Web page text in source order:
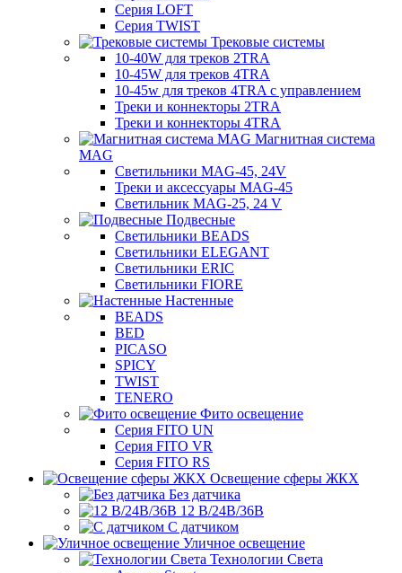
Серия LOFT
Серия TWIST
Трековые системы
10-40W для треков 2TRA
10-45W для треков 4TRA
10-45w для треков 4TRA с управлением
Треки и коннекторы 2TRA
Треки и коннекторы 4TRA
Магнитная система
MAG
Светильники MAG-45, 24V
Треки и аксессуары MAG-45
Светильник MAG-25, 24 V
Подвесные
Светильники BEADS
Светильники ELEGANT
Светильники ERIC
Светильники FIORE
Настенные
BEADS
BED
PICASO
SPICY
TWIST
TENERO
Фито освещение
Серия FITO UN
Серия FITO VR
Серия FITO RS
Освещение сферы ЖКХ
Без датчика
12 В/24В/36В
С датчиком
Уличное освещение
Технологии Света